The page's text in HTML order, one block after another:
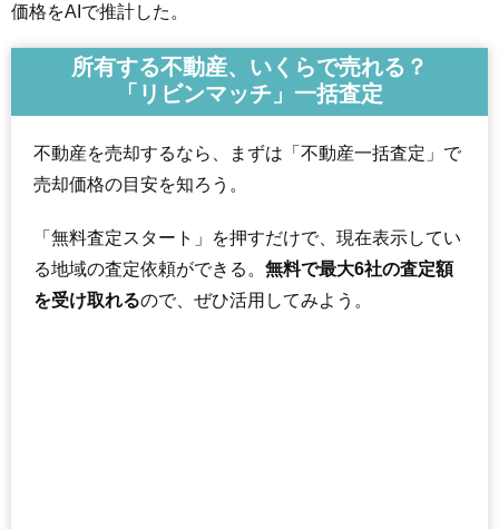
価格をAIで推計した。
所有する不動産、いくらで売れる？
「リビンマッチ」一括査定
不動産を売却するなら、まずは「不動産一括査定」で
売却価格の目安を知ろう。
「無料査定スタート」を押すだけで、現在表示してい
る地域の査定依頼ができる。 無料で最大6社の査定額
を受け取れるので、ぜひ活用してみよう。